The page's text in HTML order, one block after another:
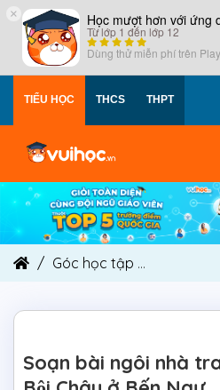
× Học mượt hơn với ứng
Từ lớp 1 đến lớp 12
Dùng thử miễn phí trên
TIỂU HỌC THCS THPT
Góc học tập
Soạn bài ngôi nhà